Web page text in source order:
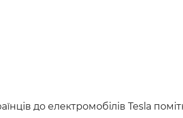
до електромобілів Tesla